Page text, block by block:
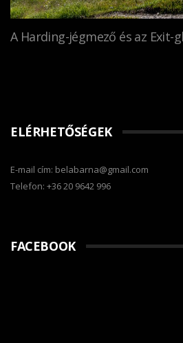
A Harding-jégmező és az Exit-
ELÉRHETŐSÉGEK
E-mail cím: belabarna@gmail.com
Telefon: +36 20 9642 996
FACEBOOK